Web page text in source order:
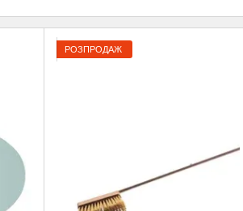
РОЗПРОДАЖ